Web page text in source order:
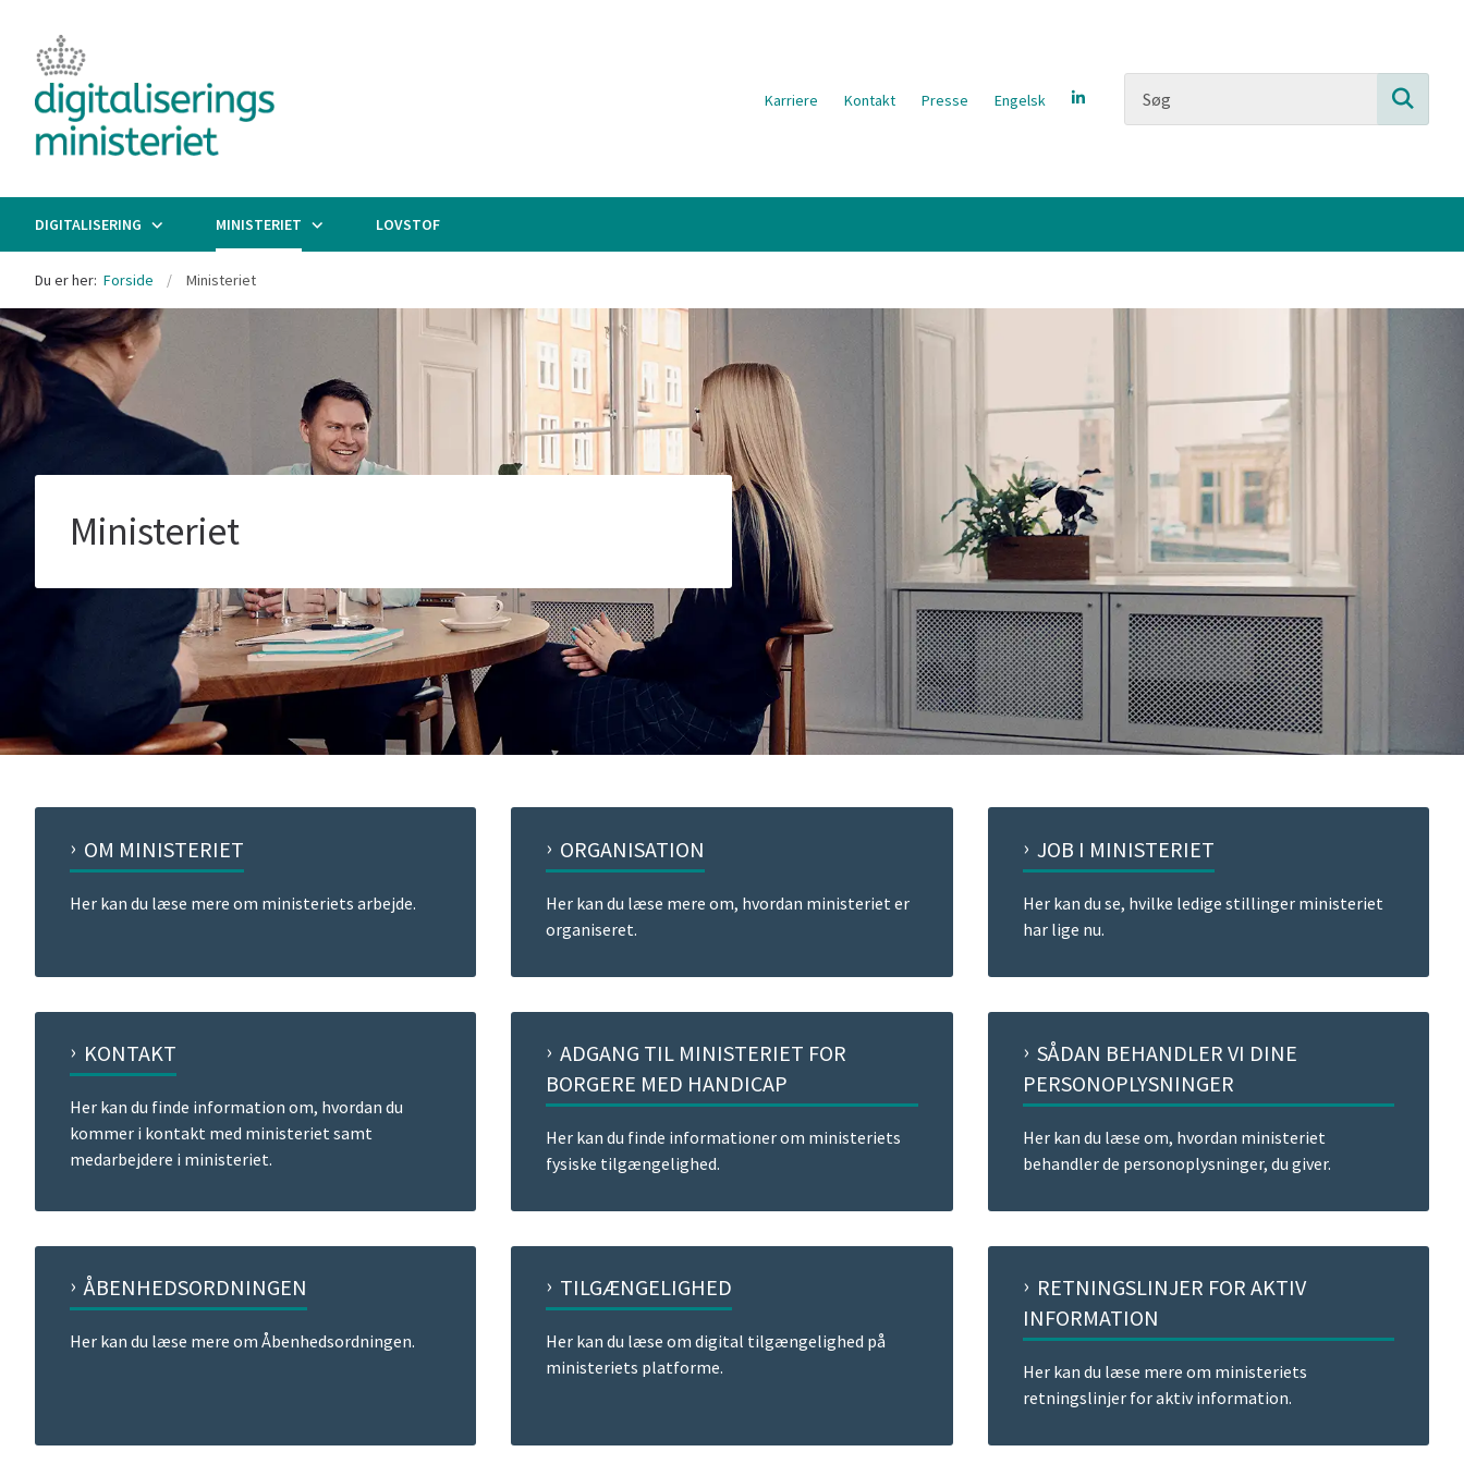
Karriere Kontakt Presse Engelsk
DIGITALISERING MINISTERIET LOVSTOF
Du er her: Forside Ministeriet
Ministeriet
OM MINISTERIET
Her kan du læse mere om ministeriets arbejde.
ORGANISATION
Her kan du læse mere om, hvordan ministeriet er
organiseret.
JOB I MINISTERIET
Her kan du se, hvilke ledige stillinger ministeriet
har lige nu.
KONTAKT
Her kan du finde information om, hvordan du
kommer i kontakt med ministeriet samt
medarbejdere i ministeriet.
ADGANG TIL MINISTERIET FOR
BORGERE MED HANDICAP
Her kan du finde informationer om ministeriets
fysiske tilgængelighed.
SÅDAN BEHANDLER VI DINE
PERSONOPLYSNINGER
Her kan du læse om, hvordan ministeriet
behandler de personoplysninger, du giver.
ÅBENHEDSORDNINGEN
Her kan du læse mere om Åbenhedsordningen.
TILGÆNGELIGHED
Her kan du læse om digital tilgængelighed på
ministeriets platforme.
RETNINGSLINJER FOR AKTIV
INFORMATION
Her kan du læse mere om ministeriets
retningslinjer for aktiv information.